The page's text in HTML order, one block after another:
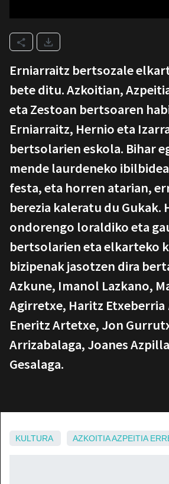
Erniarraitz bertsozale
bete ditu. Azkoitian,
eta Zestoan bertsoaren
Erniarraitz, Hernio eta
bertsolarien eskola. Bihar
mende laurdeneko
festa, eta horren atarian,
berezia kaleratu du Gukak.
ondorengo loraldiko eta
bertsolarien eta elkarteko
bizipenak jasotzen dira
Azkune, Imanol Lazkano,
Agirretxe, Haritz Etxeberria
Eneritz Artetxe, Jon
Arrizabalaga, Joanes
Gesalaga.
KULTURA AZKOITIAAZPEITIA